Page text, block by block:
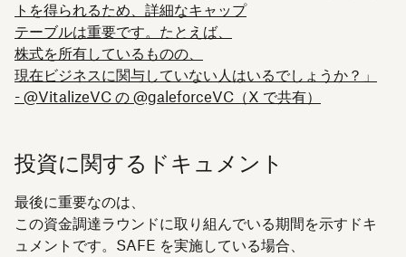
トを得られるため、詳細なキャップ
テーブルは重要です。たとえば、
株式を所有しているものの、
現在ビジネスに関与していない人はいるでしょうか？」
- @VitalizeVC の @galeforceVC（X で共有）
投資に関するドキュメント
最後に重要なのは、
この資金調達ラウンドに取り組んでいる期間を示すドキ
ュメントです。SAFE を実施している場合、